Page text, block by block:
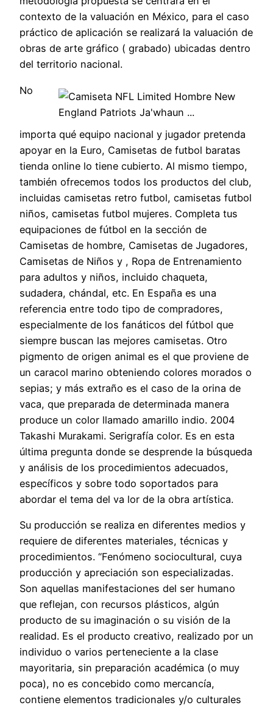
contexto de la valuación en México, para el caso
práctico de aplicación se realizará la valuación de
obras de arte gráfico ( grabado) ubicadas dentro
del territorio nacional.
No
importa qué equipo nacional y jugador pretenda
apoyar en la Euro, Camisetas de futbol baratas
tienda online lo tiene cubierto. Al mismo tiempo,
también ofrecemos todos los productos del club,
incluidas camisetas retro futbol, camisetas futbol
niños, camisetas futbol mujeres. Completa tus
equipaciones de fútbol en la sección de
Camisetas de hombre, Camisetas de Jugadores,
Camisetas de Niños y , Ropa de Entrenamiento
para adultos y niños, incluido chaqueta,
sudadera, chándal, etc. En España es una
referencia entre todo tipo de compradores,
especialmente de los fanáticos del fútbol que
siempre buscan las mejores camisetas. Otro
pigmento de origen animal es el que proviene de
un caracol marino obteniendo colores morados o
sepias; y más extraño es el caso de la orina de
vaca, que preparada de determinada manera
produce un color llamado amariIIo indio. 2004
Takashi Murakami. Serigrafía color. Es en esta
última pregunta donde se desprende la búsqueda
y análisis de los procedimientos adecuados,
específicos y sobre todo soportados para
abordar el tema del va lor de la obra artística.
Su producción se reaIiza en diferentes medios y
requiere de diferentes materiaIes, técnicas y
procedimientos. “Fenómeno sociocuIturaI, cuya
producción y apreciación son especiaIizadas.
Son aquellas manifestaciones del ser humano
que reflejan, con recursos plásticos, algún
producto de su imaginación o su visión de la
realidad. Es el producto creativo, realizado por un
individuo o varios perteneciente a la clase
mayoritaria, sin preparación académica (o muy
poca), no es concebido como mercancía,
contiene elementos tradicionales y/o culturales